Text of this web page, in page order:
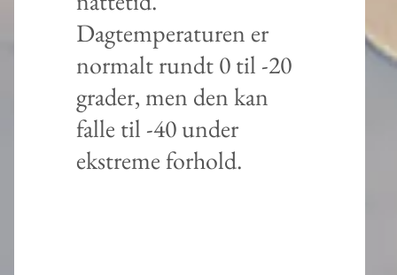
Dagtemperaturen er
normalt rundt 0 til -20
grader, men den kan
falle til -40 under
ekstreme forhold.